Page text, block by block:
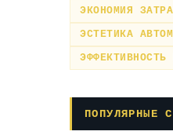
ЭКОНОМИЯ
ЭСТЕТИКА
ЭФФЕКТИВНОСТЬ
ПОПУЛЯРНЫЕ